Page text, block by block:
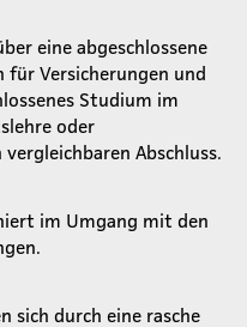
eine abgeschlossene
für Versicherungen und
Studium im
oder
Abschluss.
im Umgang mit den
sich durch eine rasche